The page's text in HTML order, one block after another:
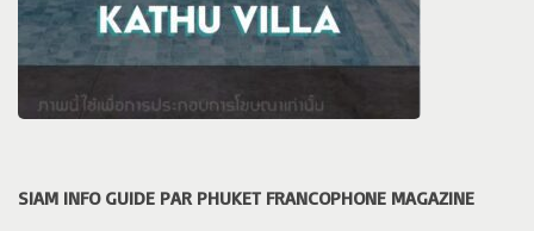
SIAM INFO GUIDE PAR PHUKET FRANCOPHONE MAGAZINE